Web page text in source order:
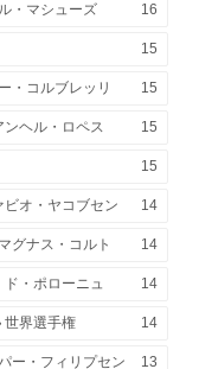
・マシューズ 16
15
・コルブレッリ 15
ンヘル・ロペス 15
15
ビオ・ヤコブセン 14
マグナス・コルト 14
ド・ポローニュ 14
世界選手権 14
ー・フィリプセン 13